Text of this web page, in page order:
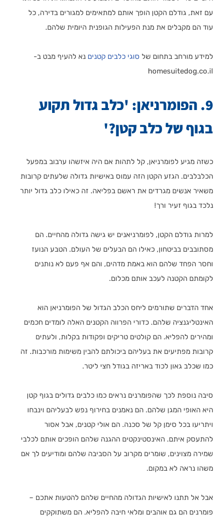
עם זאת, גודלם הקטן הופך אותם למתאימים למגורים בדירה, כל
עוד הם מקבלים את מנת הפעילות הגופנית היומית שלהם.
למידע מורחב בתחום של סוגי כלבים קטנים נא להעיף מבט ב-
homesuitedog.co.il
9. הפומרניאן: 'כלב גדול תקוע
בגוף של כלב קטן?'
כשזה מגיע לפומרניאן, קל לתהות אם היה איזשהו ערבוב במפעל
הכלבלבים. הגזע הקטן הזה עמוס באישיות גדולה שלעתים קרובות
משאיר אנשים מגרדים את ראשם בפליאה. זה כאילו כלב גדול יותר
נלכד בגוף זעיר ורך!
למרות גודלם הקטן, לפומרניאנים יש גישה גדולה מהחיים. הם
מסתובבים בביטחון, כאילו הם הבעלים של העולם. הטבע הנועז
וחסר הפחד שלהם הוא באמת מדהים, והם אף פעם לא נותנים
לקומתם הקטנה לעכב אותם מכלום.
אחד הדברים שתורמים ליחס הכלב הגדול של הפומרניאן הוא
האינטליגנציה שלהם. כדורי הפרווה הקטנים האלה לומדים חכמים
ומהירים להפליא. הם קולטים טריקים ופקודות בקלות, ולעתים
קרובות מפתיעים את בעליהם ביכולתם להבין משימות מורכבות. זה
כמו שכלב גאון לכוד באריזה בגודל חצי ליטר.
סיבה נוספת לכך שהפומרנים נראים כמו כלבים גדולים בגוף קטן
היא האופי המגן שלהם. הם נאמנים בחירוף נפש לבעליהם וינבחו
ויתריעו בכל סימן קל של סכנה. הם אולי קטנים, אבל אסור
להתעסק איתם. האינסטינקטים ההגנה שלהם הופכים אותם לכלבי
שמירה מצוינים, שומרים מקרוב על הסביבה שלהם ומודיעים לך אם
משהו נראה לא במקום.
אבל אל תתנו לאישיות הגדולה מהחיים שלהם להטעות אתכם –
פומרנים הם גם אוהבים ומלאי חיבה להפליא. הם משתוקקים